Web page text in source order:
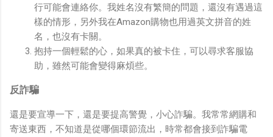
行可能會連絡你。我姓名沒有繁簡的問題，還沒有遇過這
樣的情形，另外我在Amazon購物也用過英文拼音的姓
名，也沒有卡關。
抱持一個輕鬆的心，如果真的被卡住，可以尋求客服協
助，雖然可能會變得麻煩些。
反詐騙
還是要宣導一下，還是要提高警覺，小心詐騙。我常常網購和
寄送東西，不知道是從哪個環節流出，時常都會接到詐騙電